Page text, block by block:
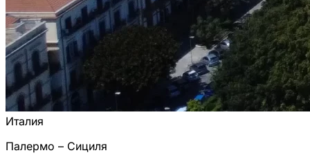
Италия
Палермо – Сициля